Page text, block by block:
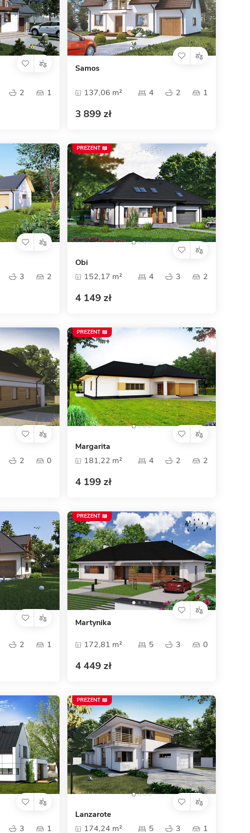
2 1
Samos
137,06 m² 4 2 1
3 899 zł
3 2
Obi
152,17 m²
4 3 2
4 149 zł
PREZENT 📖
2 0
Margarita
181,22 m²
4 2 2
4 199 zł
PREZENT 📖
2 1
Martynika
172,81 m² 5 3 0
4 449 zł
PREZENT 📖
3 1
Lanzarote
174,24 m²
5 3 1
PREZENT 📖